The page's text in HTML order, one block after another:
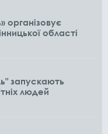
організовує
області
запускають
людей